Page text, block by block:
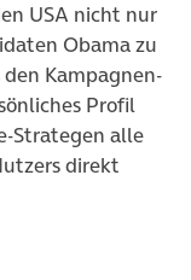
USA nicht nur
Obama zu
Kampagnen-
Profil
Strategen alle
direkt